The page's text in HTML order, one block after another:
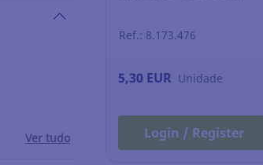
Ver tudo
Ref.: 8.173.476
5,30 EUR Unidade
Login / Register